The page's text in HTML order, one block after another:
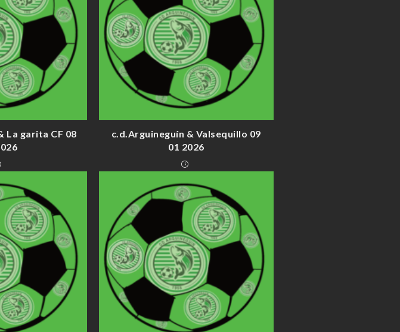
La garita CF 08
c.d.Arguineguín & Valsequillo 09
01 2026